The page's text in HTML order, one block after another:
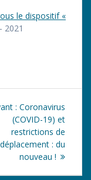
le dispositif «
2021
: Article
suivant
:
Coronavirus
(COVID-19) et
restrictions de
déplacement : du
nouveau !